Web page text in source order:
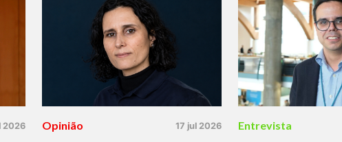
2026 Opinião 17 jul 2026 Entrevista